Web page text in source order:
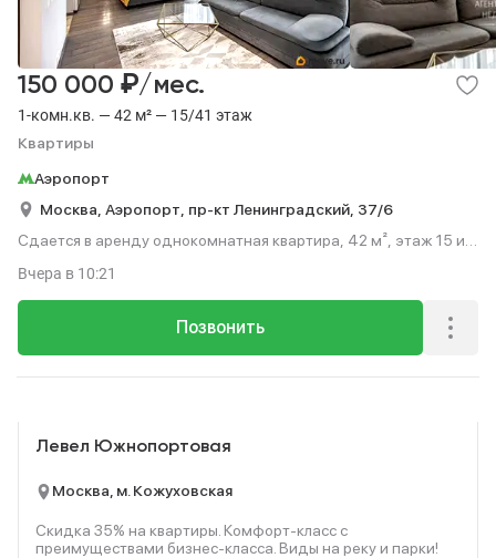
1-комн.кв. — 42 м² — 15/41 этаж
Квартиры
150 000 ₽/мес.
Аэропорт
Москва, Аэропорт, пр-кт Ленинградский, 37/6
Сдается в аренду однокомнатная квартира, 42 м², этаж 15 из
Позвонить
Вчера в 10:21
Левел Южнопортовая
Москва, м. Кожуховская
Скидка 35% на квартиры. Комфорт-класс с
преимуществами бизнес-класса. Виды на реку и парки!